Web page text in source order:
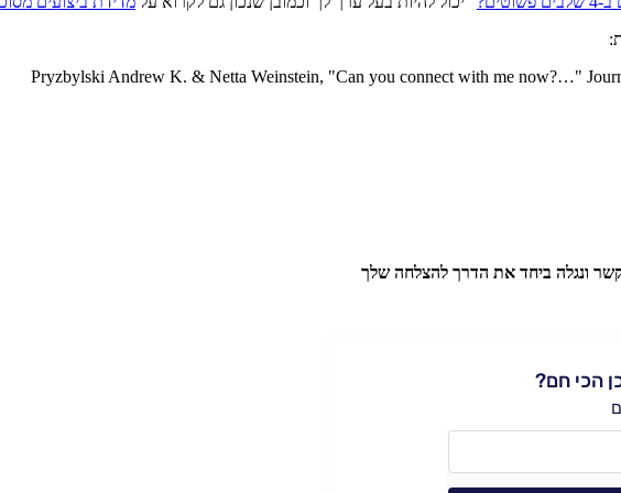
Pryzbylski Andrew K. & Netta Weinstein, "Can you connect with me now?…"
ונגלה ביחד את הדרך להצלחה שלך